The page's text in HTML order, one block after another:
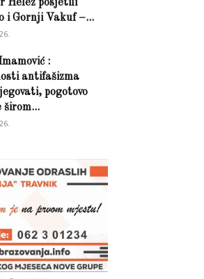
Helez posjetili
i Gornji Vakuf –...
:
antifašizma
pogotovo
širom...